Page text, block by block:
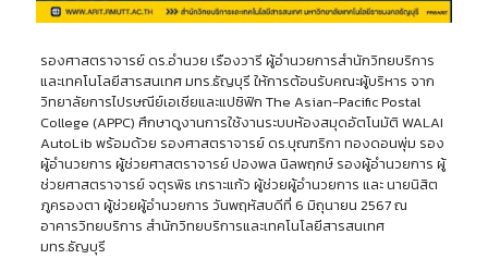
รองศาสตราจารย์ ดร.อำนวย เรืองวารี ผู้อำนวยการสำนักวิทยบริการ
และเทคโนโลยีสารสนเทศ มทร.ธัญบุรี ให้การต้อนรับคณะผู้บริหาร จาก
วิทยาลัยการไปรษณีย์เอเชียและแปซิฟิก The Asian-Pacific Postal
College (APPC) ศึกษาดูงานการใช้งานระบบห้องสมุดอัตโนมัติ WALAI
AutoLib พร้อมด้วย รองศาสตราจารย์ ดร.บุณฑริกา ทองดอนพุ่ม รอง
ผู้อำนวยการ ผู้ช่วยศาสตราจารย์ ปองพล นิลพฤกษ์ รองผู้อำนวยการ ผู้
ช่วยศาสตราจารย์ จตุรพิธ เกราะแก้ว ผู้ช่วยผู้อำนวยการ และ นายนิสิต
ภูครองตา ผู้ช่วยผู้อำนวยการ วันพฤหัสบดีที่ 6 มิถุนายน 2567 ณ
อาคารวิทยบริการ สำนักวิทยบริการและเทคโนโลยีสารสนเทศ
มทร.ธัญบุรี